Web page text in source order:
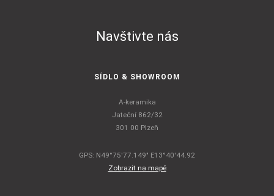
Navštivte nás
SÍDLO & SHOWROOM
A-keramika
Jateční 862/32
301 00 Plzeň
GPS: N49°75'77.149" E13°40'44.92
Zobrazit na mapě